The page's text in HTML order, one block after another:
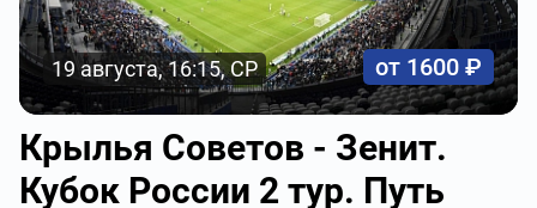
19 августа, 16:15, СР от 1600 ₽
Крылья Советов - Зенит.
Кубок России 2 тур. Путь